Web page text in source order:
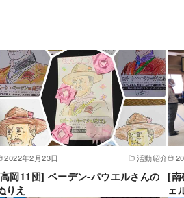
2022年2月23日 活動紹介
岡11団] ベーデン-パウエルさんの
りえ
[南
ェ